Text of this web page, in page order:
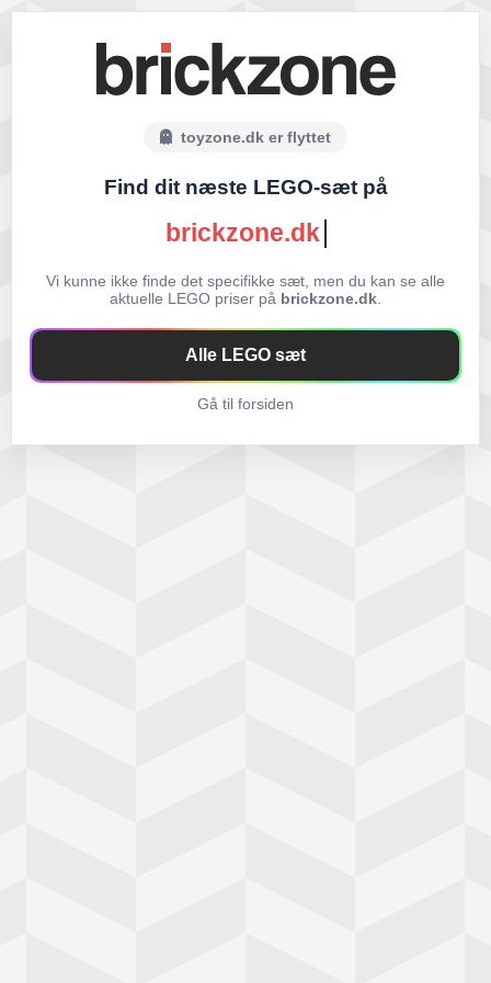
toyzone.dk er flyttet
Find dit næste LEGO-sæt på
brickzone.dk
Vi kunne ikke finde det specifikke sæt, men du kan se alle
aktuelle LEGO priser på brickzone.dk
Alle LEGO sæt
Gå til forsiden